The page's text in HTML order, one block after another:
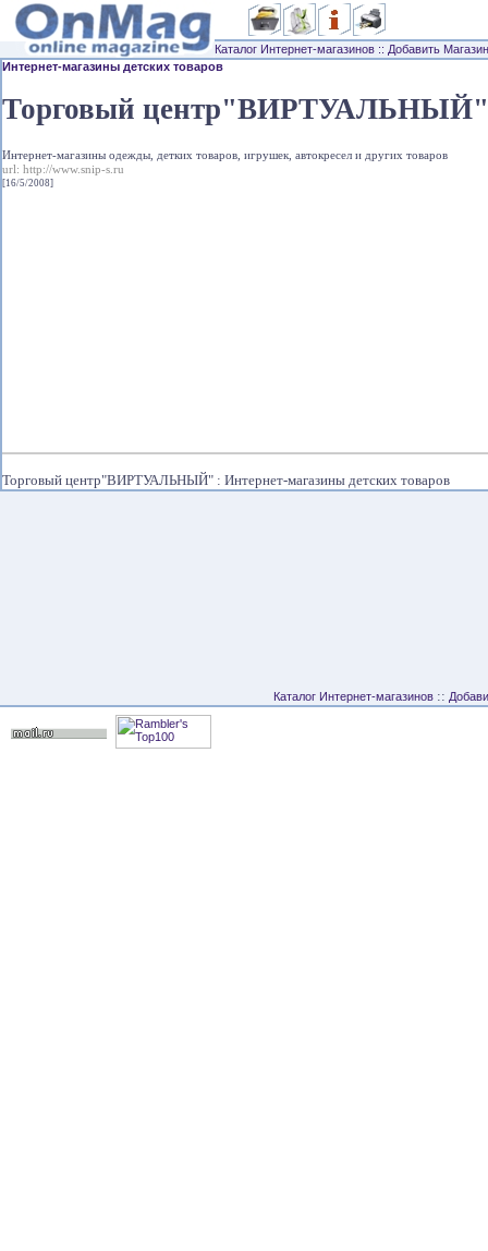
Каталог Интернет-магазинов :: Добавить Магазин
Интернет-магазины детских товаров
Торговый центр"ВИРТУАЛЬНЫЙ"
Интернет-магазины одежды, детких товаров, игрушек, автокресел и других товаров
url: http://www.snip-s.ru
[16/5/2008]
Торговый центр"ВИРТУАЛЬНЫЙ" : Интернет-магазины детских товаров
Каталог Интернет-магазинов ::